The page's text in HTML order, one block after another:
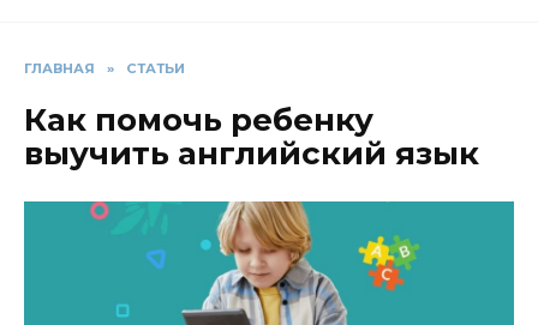
ГЛАВНАЯ » СТАТЬИ
Как помочь ребенку
выучить английский язык